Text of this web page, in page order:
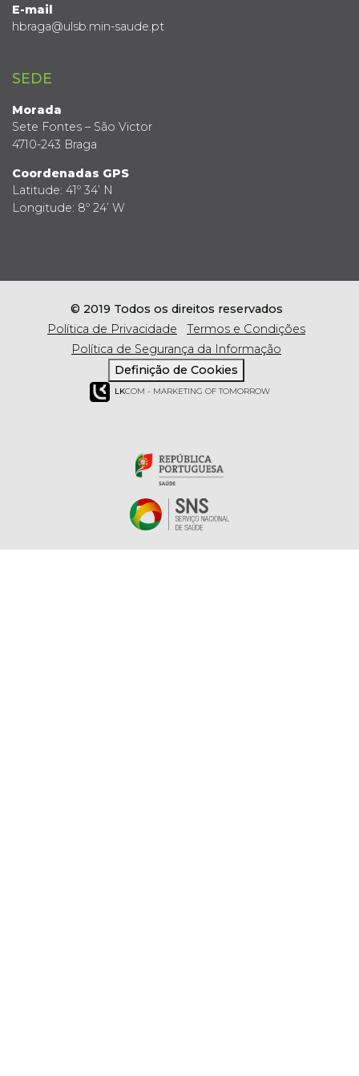
E-mail
hbraga@ulsb.min-saude.pt
SEDE
Morada
Sete Fontes – São Victor
4710-243 Braga
Coordenadas GPS
Latitude: 41º 34’ N
Longitude: 8º 24’ W
© 2019 Todos os direitos reservados
Política de Privacidade
Termos e Condições
Política de Segurança da Informação
Definição de Cookies
LKCOM - MARKETING OF TOMORROW